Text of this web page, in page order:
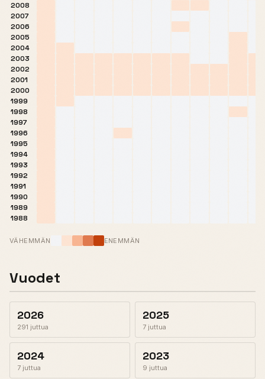
2008
2007
2006
2005
2004
2003
2002
2001
2000
1999
1998
1997
1996
1995
1994
1993
1992
1991
1990
1989
1988
VÄHEMMÄN ENEMMÄN
Vuodet
2026
291 juttua
2025
7 juttua
2024
7 juttua
2023
9 juttua